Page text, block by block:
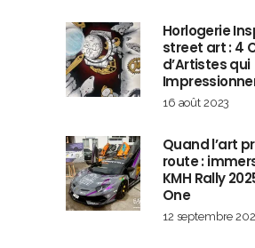
Horlogerie
street art : 4
d’Artistes qui
16 août 2023
Quand l’art
route :
KMH Rally
One
12 septembre